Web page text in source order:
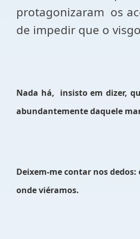
protagonizaram os
de impedir que o
Nada há, insisto em dizer,
abundantemente daquele
Deixem-me contar nos
onde viéramos.